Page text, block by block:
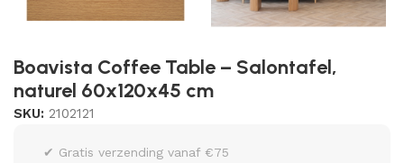
Boavista Coffee Table – Salontafel,
naturel 60x120x45 cm
SKU: 2102121
✔ Gratis verzending vanaf €75